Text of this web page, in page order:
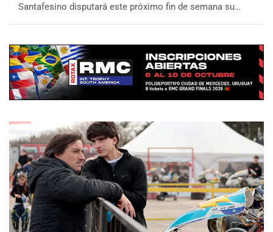
Santafesino disputará este próximo fin de semana su…